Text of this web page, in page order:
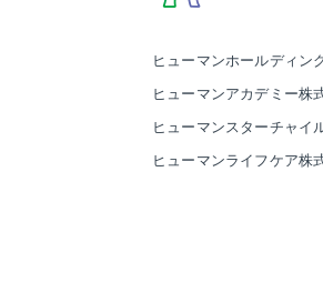
ヒューマンホールディン
ヒューマンアカデミー株
ヒューマンスターチャイ
ヒューマンライフケア株